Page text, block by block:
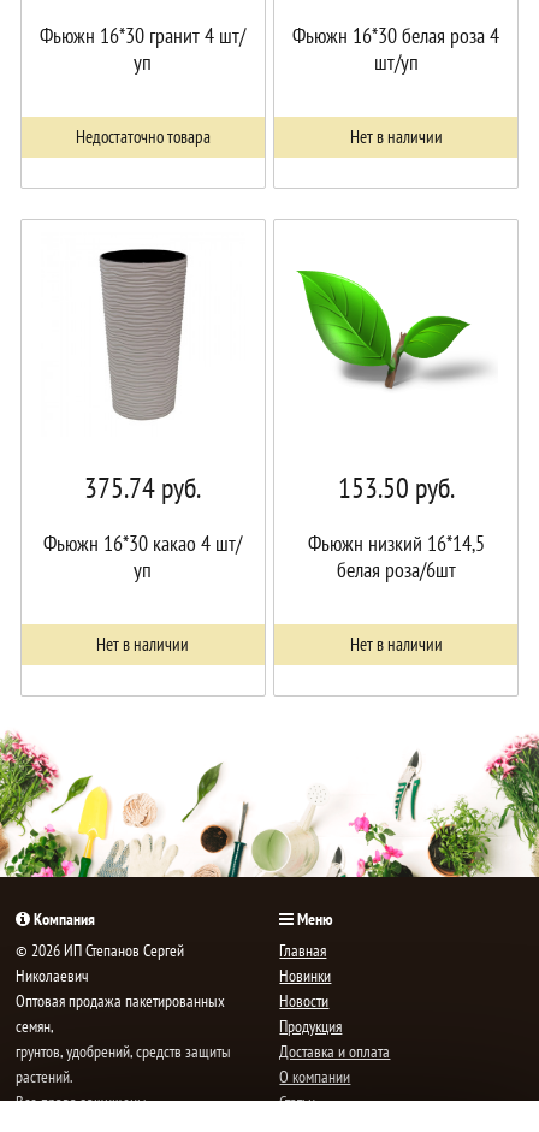
Фьюжн 16*30 гранит 4 шт/
уп
Недостаточно товара
Фьюжн 16*30 белая роза 4
шт/уп
Нет в наличии
375.74руб.
Фьюжн 16*30 какао 4 шт/
уп
Нет в наличии
153.50 руб.
Фьюжн низкий 16*14,5
белая роза/6шт
Нет в наличии
Компания
© 2026 ИП Степанов Сергей
Николаевич
Oптовая продажа пакетированных
семян,
грунтов, удобрений, средств защиты
растений.
Все права защищены.
Меню
Главная
Новинки
Новости
Продукция
Доставка и оплата
О компании
Статьи